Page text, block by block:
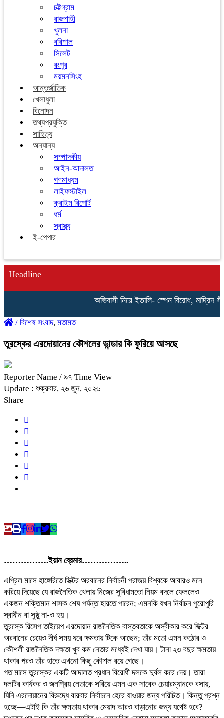
চট্টগ্রাম
রাজশাহী
খুলনা
বরিশাল
সিলেট
রংপুর
ময়মনসিংহ
আন্তর্জাতিক
খেলাধুলা
বিনোদন
তথ্যপ্রযুক্তি
সাহিত্য
অন্যান্য
সম্পাদকীয়
আইন-আদালত
গণমাধ্যম
লাইফস্টাইল
ক্রাইম রিপোর্ট
ধর্ম
স্বাস্থ্য
ই-পেপার
Headline
অভিবাসী নিয়ে ইতালি- স্পেন বিরোধ, মাদ্রিদ
/ বিশেষ সংবাদ, মতামত
তুরস্কের এরদোয়ানের কৌশলের ভান্ডার কি ফুরিয়ে আসছে
Reporter Name / ৯৭ Time View
Update : শুক্রবার, ২৬ জুন, ২০২৬
Share
…………….ইয়ান ব্রেমার……………..
এপ্রিল মাসে হাঙ্গেরিতে ভিক্টর অরবানের নির্বাচনী পরাজয় বিশ্বকে আবারও মনে
করিয়ে দিয়েছে যে রাজনৈতিক খেলায় নিজের সুবিধামতো নিয়ম বদলে ফেললেও
একজন শক্তিমান শাসক শেষ পর্যন্ত হারতে পারেন; এমনকি যখন নির্বাচন পুরোপুরি
স্বাধীন বা সুষ্ঠু না-ও হয়।
তুরস্কে রিসেপ তাইয়েপ এরদোয়ান রাজনৈতিক বাস্তবতাকে অস্বীকার করে ভিক্টর
অরবানের চেয়েও দীর্ঘ সময় ধরে ক্ষমতায় টিকে আছেন; তাঁর মতো এমন কঠোর ও
কৌশলী রাজনৈতিক দক্ষতা খুব কম নেতার মধ্যেই দেখা যায়। টানা ২৩ বছর ক্ষমতায়
থাকার পরও তাঁর হাতে এখনো কিছু কৌশল রয়ে গেছে।
গত মাসে তুরস্কের একটি আদালত প্রধান বিরোধী দলকে দুর্বল করে দেয়। তারা
দলটির কার্যকর ও জনপ্রিয় নেতাকে সরিয়ে এমন এক সাবেক চেয়ারম্যানকে বসায়,
যিনি এরদোয়ানের বিরুদ্ধে বারবার নির্বাচনে হেরে যাওয়ার জন্য পরিচিত। কিন্তু প্রশ্ন
হচ্ছে—এটাই কি তাঁর ক্ষমতায় থাকার মেয়াদ আরও বাড়ানোর জন্য যথেষ্ট হবে?